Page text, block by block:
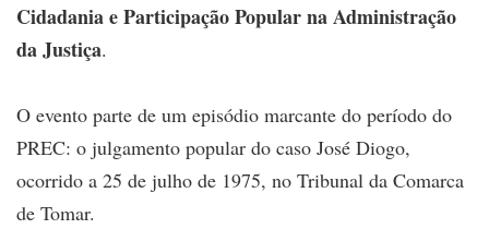
Cidadania e Participação Popular na Administração
da Justiça.
O evento parte de um episódio marcante do período do
PREC: o julgamento popular do caso José Diogo,
ocorrido a 25 de julho de 1975, no Tribunal da Comarca
de Tomar.